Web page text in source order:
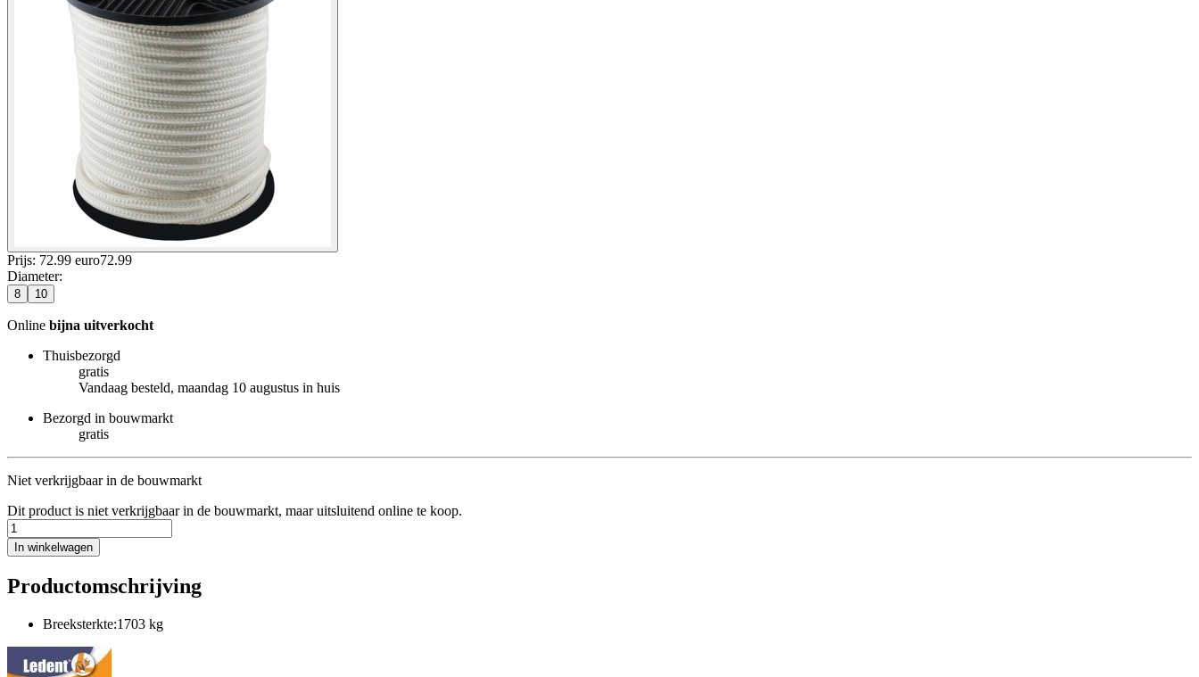
Prijs: 72.99 euro72.99
Diameter:
8 10
Online bijna uitverkocht
Thuisbezorgd
gratis
Vandaag besteld, maandag 10 augustus in huis
Bezorgd in bouwmarkt
gratis
Niet verkrijgbaar in de bouwmarkt
Dit product is niet verkrijgbaar in de bouwmarkt, maar uitsluitend online te koop.
In winkelwagen
Productomschrijving
Breeksterkte:1703 kg